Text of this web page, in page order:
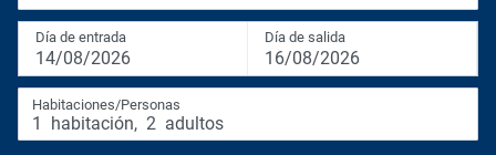
Día de entrada
14/08/2026
Día de salida
16/08/2026
Habitaciones/Personas
1 habitación, 2 adultos